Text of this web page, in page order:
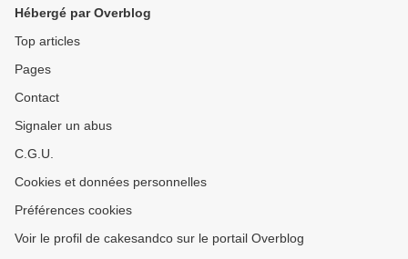
Hébergé par Overblog
Top articles
Pages
Contact
Signaler un abus
C.G.U.
Cookies et données personnelles
Préférences cookies
Voir le profil de cakesandco sur le portail Overblog